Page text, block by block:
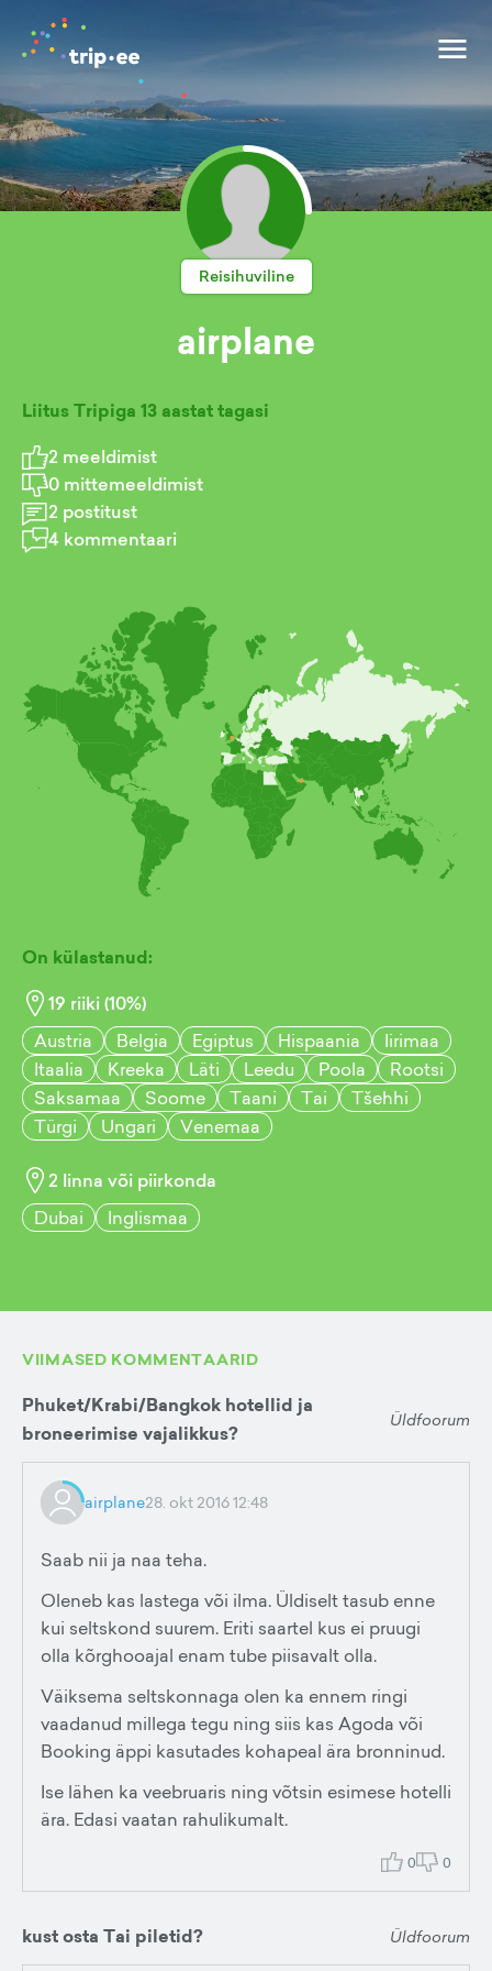
Reisihuviline
airplane
Liitus Tripiga 13 aastat tagasi
2 meeldimist
0 mittemeeldimist
2 postitust
4 kommentaari
On külastanud:
19 riiki (10%)
Austria
Belgia Egiptus Hispaania
Iirimaa
Itaalia
Kreeka Läti Leedu Poola
Rootsi
Saksamaa
Soome Taani Tai
Tšehhi
Türgi
Ungari Venemaa
2 linna või piirkonda
Dubai
Inglismaa
VIIMASED KOMMENTAARID
Phuket/Krabi/Bangkok hotellid ja
broneerimise vajalikkus?
Üldfoorum
airplane28. okt 2016 12:48
Saab nii ja naa teha.
Oleneb kas lastega või ilma. Üldiselt tasub enne
kui seltskond suurem. Eriti saartel kus ei pruugi
olla kõrghooajal enam tube piisavalt olla.
Väiksema seltskonnaga olen ka ennem ringi
vaadanud millega tegu ning siis kas Agoda või
Booking äppi kasutades kohapeal ära bronninud.
Ise lähen ka veebruaris ning võtsin esimese hotelli
ära. Edasi vaatan rahulikumalt.
0 0
kust osta Tai piletid? Üldfoorum